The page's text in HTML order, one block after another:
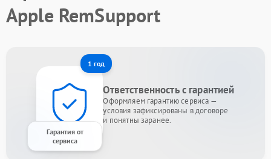
Apple RemSupport
1 год
Гарантия от
сервиса
Ответственность с гарантией
Оформляем гарантию сервиса —
условия зафиксированы в договоре
и понятны заранее.